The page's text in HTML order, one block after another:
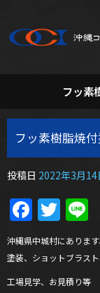
フッ
フッ素樹脂
投稿日 2022年3月14
沖縄県中城村にありま
塗装、ショットブラスト
工場見学、お見積り等